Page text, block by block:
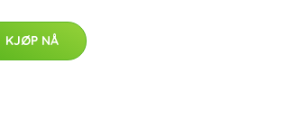
KJØP NÅ